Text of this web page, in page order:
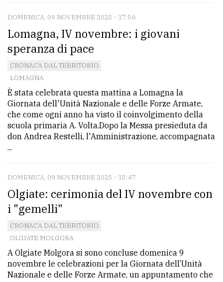
PRIVACY
Privacy
policy
Cookie
policy
DOMENICA, 09 NOVEMBRE 2025 - 17:56
Lomagna, IV novembre: i giovani
speranza di pace
CRONACA DAL TERRITORIO
LOMAGNA
È stata celebrata questa mattina a Lomagna la
Giornata dell'Unità Nazionale e delle Forze Armate,
che come ogni anno ha visto il coinvolgimento della
scuola primaria A. Volta.Dopo la Messa presieduta da
don Andrea Restelli, l'Amministrazione, accompagnata
...
DOMENICA, 09 NOVEMBRE 2025 - 15:47
Olgiate: cerimonia del IV novembre con
i "gemelli"
CRONACA DAL TERRITORIO
OLGIATE MOLGORA
A Olgiate Molgora si sono concluse domenica 9
novembre le celebrazioni per la Giornata dell’Unità
Nazionale e delle Forze Armate, un appuntamento che